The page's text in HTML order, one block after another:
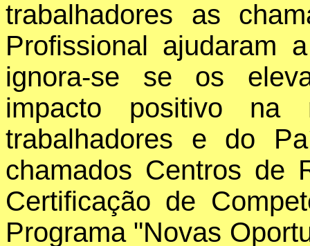
trabalhadores as
Profissional ajudaram
ignora-se se os
impacto positivo na
trabalhadores e do
chamados Centros de
Certificação de
Programa "Novas